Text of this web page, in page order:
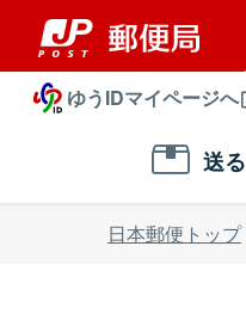
ゆうIDマイページへ
送る
日本郵便トップ